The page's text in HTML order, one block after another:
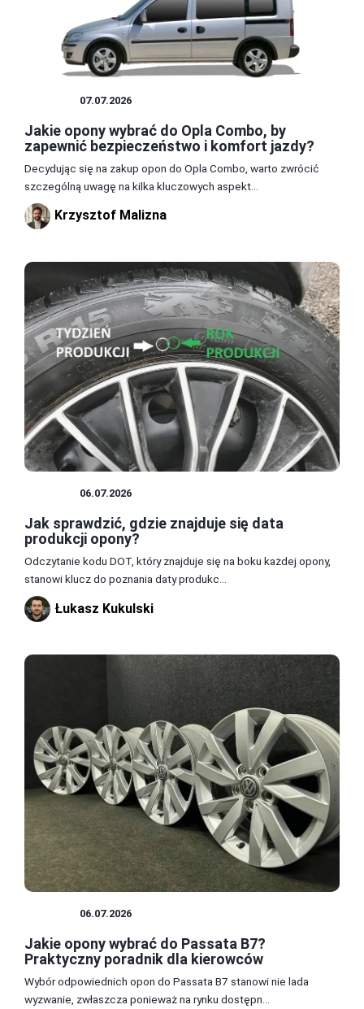
07.07.2026
Jakie opony wybrać do Opla Combo, by
zapewnić bezpieczeństwo i komfort jazdy?
Decydując się na zakup opon do Opla Combo, warto zwrócić
szczególną uwagę na kilka kluczowych aspekt...
Krzysztof Malizna
06.07.2026
Jak sprawdzić, gdzie znajduje się data
produkcji opony?
Odczytanie kodu DOT, który znajduje się na boku każdej opony,
stanowi klucz do poznania daty produkc...
Łukasz Kukulski
06.07.2026
Jakie opony wybrać do Passata B7?
Praktyczny poradnik dla kierowców
Wybór odpowiednich opon do Passata B7 stanowi nie lada
wyzwanie, zwłaszcza ponieważ na rynku dostępn...